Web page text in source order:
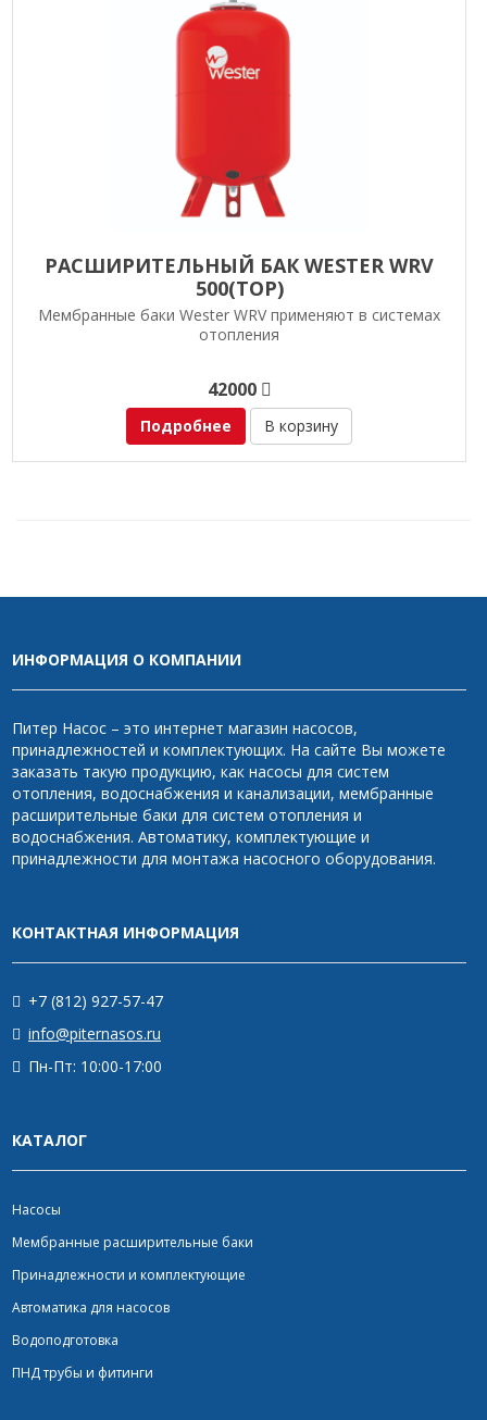
РАСШИРИТЕЛЬНЫЙ БАК WESTER WRV
500(TOP)
Мембранные баки Wester WRV применяют в системах
отопления
42000
Подробнее В корзину
ИНФОРМАЦИЯ О КОМПАНИИ
Питер Насос – это интернет магазин насосов,
принадлежностей и комплектующих. На сайте Вы можете
заказать такую продукцию, как насосы для систем
отопления, водоснабжения и канализации, мембранные
расширительные баки для систем отопления и
водоснабжения. Автоматику, комплектующие и
принадлежности для монтажа насосного оборудования.
КОНТАКТНАЯ ИНФОРМАЦИЯ
+7 (812) 927-57-47
info@piternasos.ru
Пн-Пт: 10:00-17:00
КАТАЛОГ
Насосы
Мембранные расширительные баки
Принадлежности и комплектующие
Автоматика для насосов
Водоподготовка
ПНД трубы и фитинги